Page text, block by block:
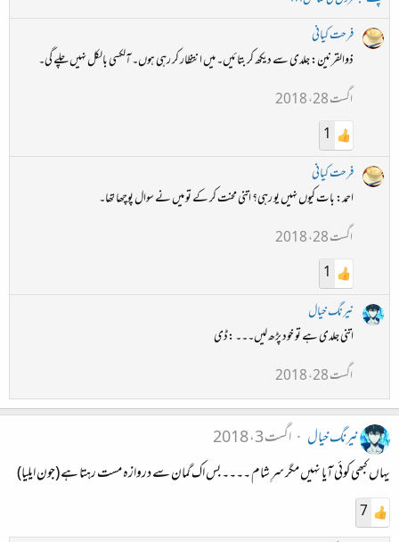
فرحت کیانی
ذوالقرنین: جلدی سے دیکھ کر بتائیں۔ میں انتظار کر رہی ہوں۔ آلکسی بالکل نہیں چلے گی۔
اگست 28، 2018
1
فرحت کیانی
احمد: بات کیوں نہیں یو رہی؟ اتنی محنت کر کے تو میں نے سوال پوچھا تھا۔
اگست 28، 2018
1
نیرنگ خیال
اتنی جلدی ہے تو خود پڑھ لیں۔۔۔ :ڈی
اگست 28، 2018
نیرنگ خیال
اگست 3، 2018
یہاں کبھی کوئی آیا نہیں مگر سرِ شام ۔۔۔۔ بس اک گمان سے دروازہ مست رہتا ہے (جون ایلیا)
7